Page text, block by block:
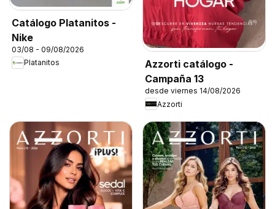
Catálogo Platanitos -
Nike
03/08 - 09/08/2026
Platanitos
Azzorti catálogo -
Campaña 13
desde viernes 14/08/2026
Azzorti